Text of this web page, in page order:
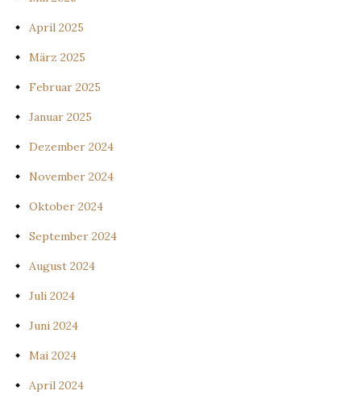
April 2025
März 2025
Februar 2025
Januar 2025
Dezember 2024
November 2024
Oktober 2024
September 2024
August 2024
Juli 2024
Juni 2024
Mai 2024
April 2024